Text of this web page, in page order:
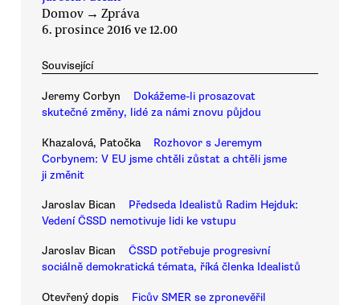
Domov → Zpráva
6. prosince 2016 ve 12.00
Související
Jeremy Corbyn
Dokážeme-li prosazovat
skutečné změny, lidé za námi znovu půjdou
Khazalová, Patočka
Rozhovor s Jeremym
Corbynem: V EU jsme chtěli zůstat a chtěli jsme
ji změnit
Jaroslav Bican
Předseda Idealistů Radim Hejduk:
Vedení ČSSD nemotivuje lidi ke vstupu
Jaroslav Bican
ČSSD potřebuje progresivní
sociálně demokratická témata, říká členka Idealistů
Otevřený dopis
Ficův SMER se zpronevěřil